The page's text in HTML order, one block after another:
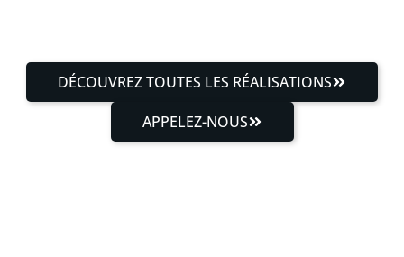
DÉCOUVREZ TOUTES LES RÉALISATIONS
APPELEZ-NOUS